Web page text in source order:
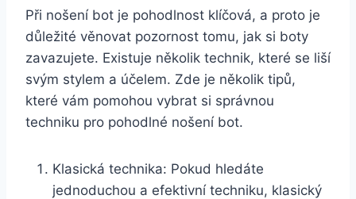
Při nošení bot je pohodlnost klíčová, a proto je
důležité věnovat pozornost ⁣tomu, jak si boty
zavazujete. Existuje několik technik, které se⁢ liší
svým stylem a účelem. Zde je několik tipů,
které vám pomohou vybrat si správnou
techniku pro pohodlné nošení bot.
Klasická technika: Pokud hledáte
jednoduchou a efektivní techniku, klasický